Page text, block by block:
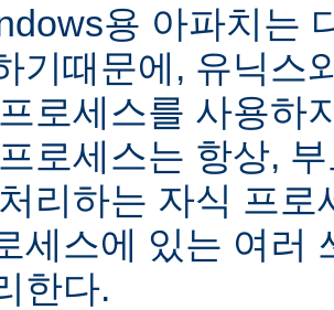
용 아파치는
기때문에, 유닉스
로세스를 사용하
로세스는 항상,
리하는 자식 프로
세스에 있는 여러
한다.